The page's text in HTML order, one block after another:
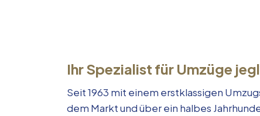
Ihr Spezialist für Umzüge
Seit 1963 mit einem erstklassigen
dem Markt und über ein halbes